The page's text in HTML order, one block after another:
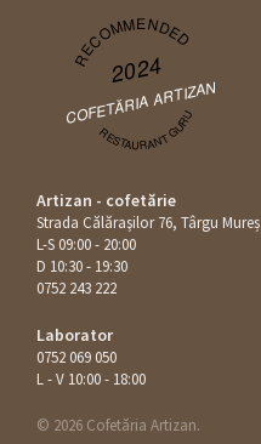
RECOMMENDED
2024
COFETĂRIA ARTIZAN
RESTAURANT GURU
Artizan - cofetărie
Strada Călăraşilor 76, Târgu Mureș
L-S 09:00 - 20:00
D 10:30 - 19:30
0752 243 222
Laborator
0752 069 050
L - V 10:00 - 18:00
© 2026 Cofetăria Artizan.